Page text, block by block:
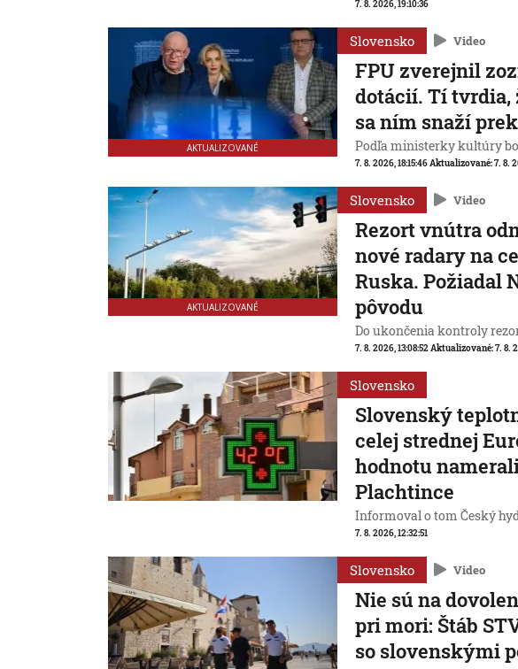
7. 8. 2026, 19:10:36
AKTUALIZOVANÉ
Slovensko Video
FPU zverejnil
dotácií. Tí tvrdia,
sa ním snaží
Podľa ministerky kultúry
7. 8. 2026, 18:15:46Aktualizované:7. 8.
AKTUALIZOVANÉ
Slovensko Video
Rezort vnútra
nové radary na
Ruska. Požiadal
pôvodu
Do ukončenia kontroly
7. 8. 2026, 13:08:52Aktualizované:7. 8.
Slovensko
Slovenský
celej strednej
hodnotu
Plachtince
Informoval o tom Český
7. 8. 2026, 12:32:51
Slovensko Video
Nie sú na
pri mori: Štáb
so slovenskými